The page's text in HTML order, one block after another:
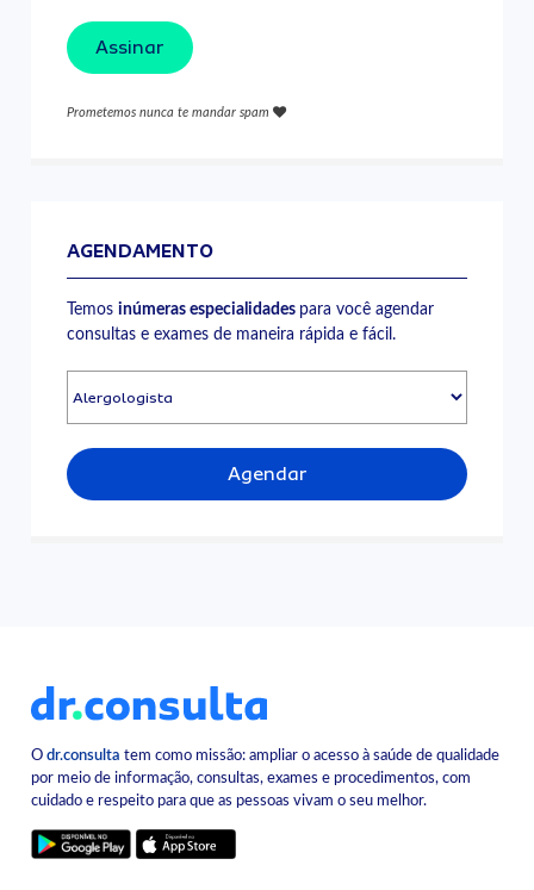
Assinar
Prometemos nunca te mandar spam
AGENDAMENTO
Temosinúmeras especialidades para você agendar
consultas e exames de maneira rápida e fácil.
Agendar
Odr.consulta tem como missão: ampliar o acesso à saúde de qualidade
por meio de informação, consultas, exames e procedimentos, com
cuidado e respeito para que as pessoas vivam o seu melhor.